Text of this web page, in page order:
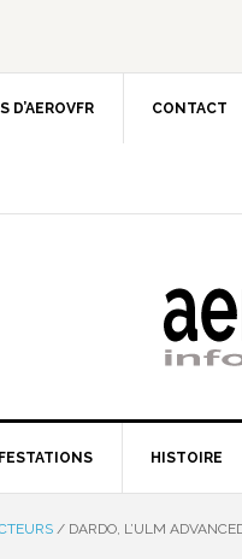
D’AEROVFR CONTACT
HISTOIRE
/ DARDO, L’ULM